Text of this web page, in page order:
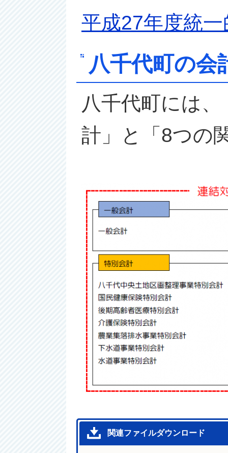
平成27年度統
八千代町の会
八千代町には
計」と「8つの
関連ファイルダウンロード